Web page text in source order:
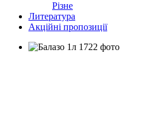
Різне
Литература
Акційні пропозиції